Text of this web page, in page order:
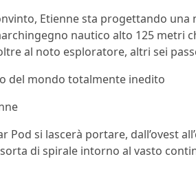
Etienne sta progettando
nautico alto 125 metri
al noto esploratore, altri sei
del mondo totalmente inedito
Pod si lascerà portare, dall’ovest
di spirale intorno al vasto